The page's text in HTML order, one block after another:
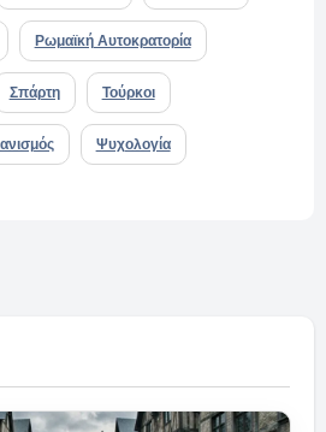
Ρωμαϊκή Αυτοκρατορία
Σπάρτη Τούρκοι
Ψυχολογία